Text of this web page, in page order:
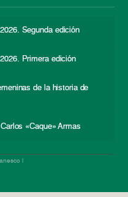
Segunda edición
Primera edición
de la historia de
«Caque» Armas
|